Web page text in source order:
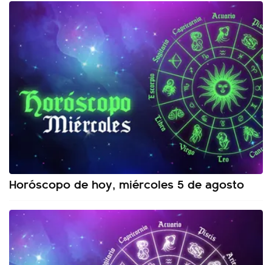
Horóscopo de hoy, miércoles 5 de agosto